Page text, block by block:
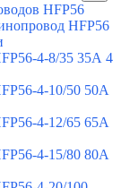
HFP56
HFP56
4-8/35 35А 4
4-10/50 50А
4-12/65 65А
4-15/80 80А